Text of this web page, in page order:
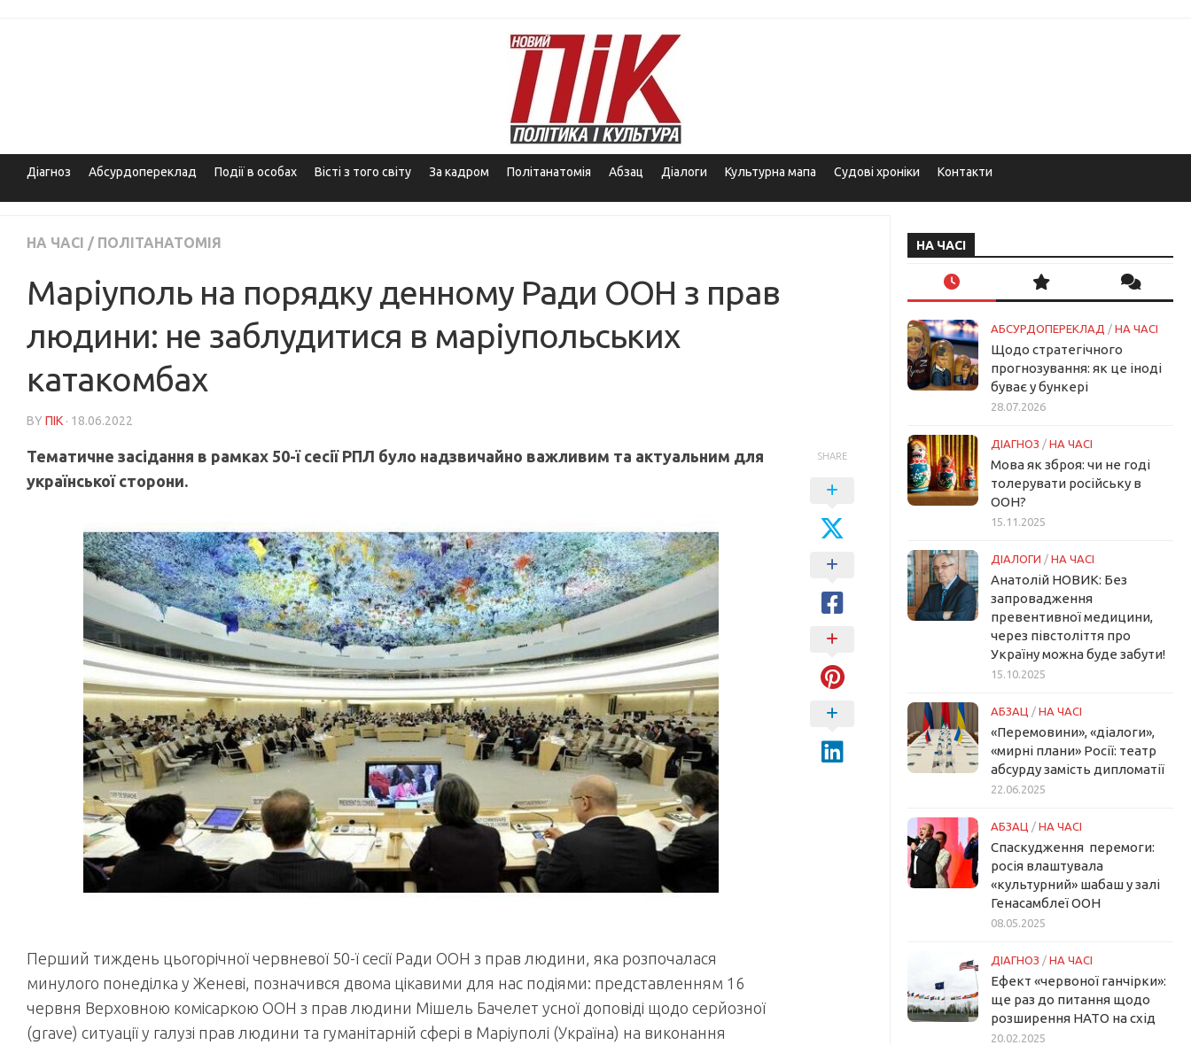
Діагноз Абсурдопереклад Події в особах Вісті з того світу За кадром Політанатомія Абзац Діалоги Культурна мапа Судові хроніки Контакти
НА ЧАСІ / ПОЛІТАНАТОМІЯ
Маріуполь на порядку денному Ради ООН з прав
людини: не заблудитися в маріупольських
катакомбах
BY ПІК · 18.06.2022
Тематичне засідання в рамках 50-ї сесії РПЛ було надзвичайно важливим та актуальним для
української сторони.
Перший тиждень цьогорічної червневої 50-ї сесії Ради ООН з прав людини, яка розпочалася
минулого понеділка у Женеві, позначився двома цікавими для нас подіями: представленням 16
червня Верховною комісаркою ООН з прав людини Мішель Бачелет усної доповіді щодо серйозної
(grave) ситуації у галузі прав людини та гуманітарній сфері в Маріуполі (Україна) на виконання
SHARE
НА ЧАСІ
АБСУРДОПЕРЕКЛАД / НА ЧАСІ
Щодо стратегічного
прогнозування: як це іноді
буває у бункері
28.07.2026
ДІАГНОЗ / НА ЧАСІ
Мова як зброя: чи не годі
толерувати російську в
ООН?
15.11.2025
ДІАЛОГИ / НА ЧАСІ
Анатолій НОВИК: Без
запровадження
превентивної медицини,
через півстоліття про
Україну можна буде забути!
15.10.2025
АБЗАЦ / НА ЧАСІ
«Перемовини», «діалоги»,
«мирні плани» Росії: театр
абсурду замість дипломатії
22.06.2025
АБЗАЦ / НА ЧАСІ
Спаскудження перемоги:
росія влаштувала
«культурний» шабаш у залі
Генасамблеї ООН
08.05.2025
ДІАГНОЗ / НА ЧАСІ
Ефект «червоної ганчірки»:
ще раз до питання щодо
розширення НАТО на схід
20.02.2025